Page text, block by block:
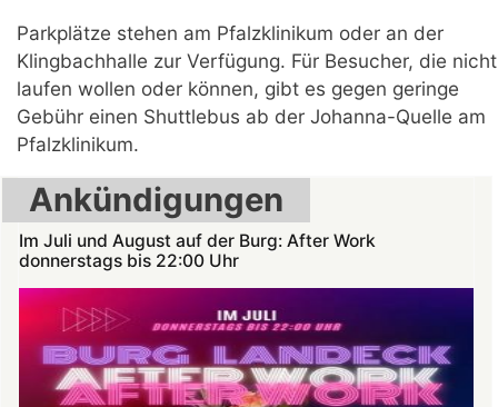
Parkplätze stehen am Pfalzklinikum oder an der
Klingbachhalle zur Verfügung. Für Besucher, die nicht
laufen wollen oder können, gibt es gegen geringe
Gebühr einen Shuttlebus ab der Johanna-Quelle am
Pfalzklinikum.
Ankündigungen
Im Juli und August auf der Burg: After Work
donnerstags bis 22:00 Uhr